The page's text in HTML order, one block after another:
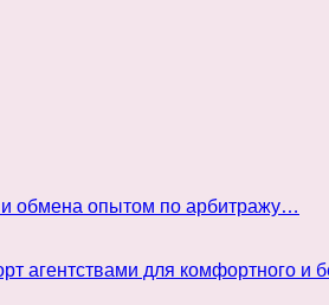
обмена опытом по арбитражу…
агентствами для комфортного и